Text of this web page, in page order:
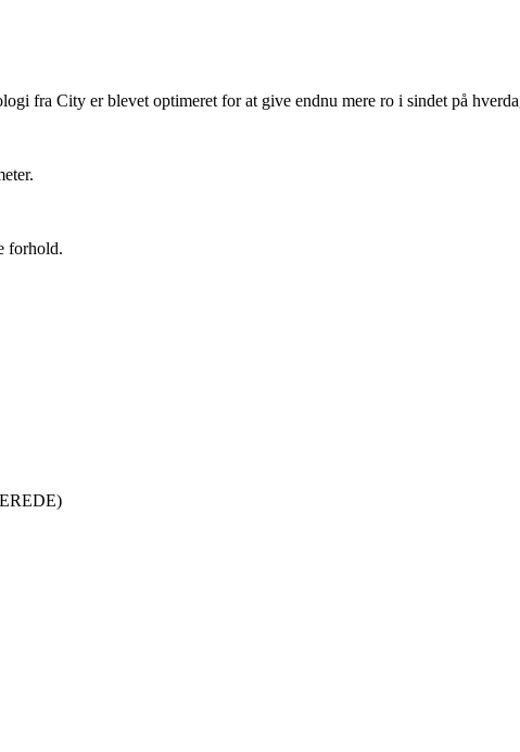
fra City er blevet optimeret for at give endnu mere ro i sindet på
forhold.